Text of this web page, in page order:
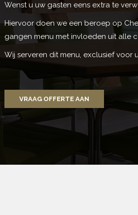
Wenst u uw gasten eens extra te
Hiervoor doen we een beroep op
gangen menu met invloeden uit alle
Wij serveren dit menu, exclusief voor
VRAAG OFFERTE AAN